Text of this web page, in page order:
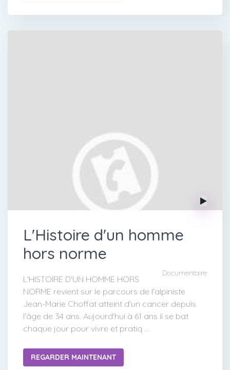
L'Histoire d'un homme
hors norme
Documentaire
L'HISTOIRE D'UN HOMME HORS
NORME revient sur le parcours de l'alpiniste
Jean-Marie Choffat atteint d'un cancer depuis
l'âge de 34 ans. Aujourd'hui à 61 ans il se bat
chaque jour pour vivre et pratiq ...
REGARDER MAINTENANT